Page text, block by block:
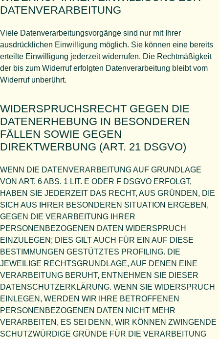
DATENVERARBEITUNG
Viele Datenverarbeitungsvorgänge sind nur mit Ihrer
ausdrücklichen Einwilligung möglich. Sie können eine bereits
erteilte Einwilligung jederzeit widerrufen. Die Rechtmäßigkeit
der bis zum Widerruf erfolgten Datenverarbeitung bleibt vom
Widerruf unberührt.
WIDERSPRUCHSRECHT GEGEN DIE
DATENERHEBUNG IN BESONDEREN
FÄLLEN SOWIE GEGEN
DIREKTWERBUNG (ART. 21 DSGVO)
WENN DIE DATENVERARBEITUNG AUF GRUNDLAGE
VON ART. 6 ABS. 1 LIT. E ODER F DSGVO ERFOLGT,
HABEN SIE JEDERZEIT DAS RECHT, AUS GRÜNDEN, DIE
SICH AUS IHRER BESONDEREN SITUATION ERGEBEN,
GEGEN DIE VERARBEITUNG IHRER
PERSONENBEZOGENEN DATEN WIDERSPRUCH
EINZULEGEN; DIES GILT AUCH FÜR EIN AUF DIESE
BESTIMMUNGEN GESTÜTZTES PROFILING. DIE
JEWEILIGE RECHTSGRUNDLAGE, AUF DENEN EINE
VERARBEITUNG BERUHT, ENTNEHMEN SIE DIESER
DATENSCHUTZERKLÄRUNG. WENN SIE WIDERSPRUCH
EINLEGEN, WERDEN WIR IHRE BETROFFENEN
PERSONENBEZOGENEN DATEN NICHT MEHR
VERARBEITEN, ES SEI DENN, WIR KÖNNEN ZWINGENDE
SCHUTZWÜRDIGE GRÜNDE FÜR DIE VERARBEITUNG